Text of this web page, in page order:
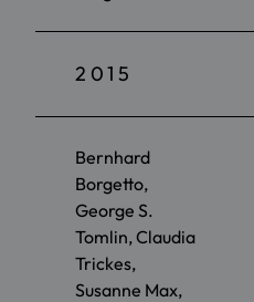
2015
Bernhard
Borgetto,
George S.
Tomlin, Claudia
Trickes,
Susanne Max,